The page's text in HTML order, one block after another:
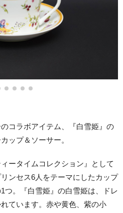
コラボアイテム、『白雪姫』の
ップ＆ソーサー。
ータイムコレクション』として
ンセス6人をテーマにしたカップ
つ。『白雪姫』の白雪姫は、ドレ
ています。赤や黄色、紫の小